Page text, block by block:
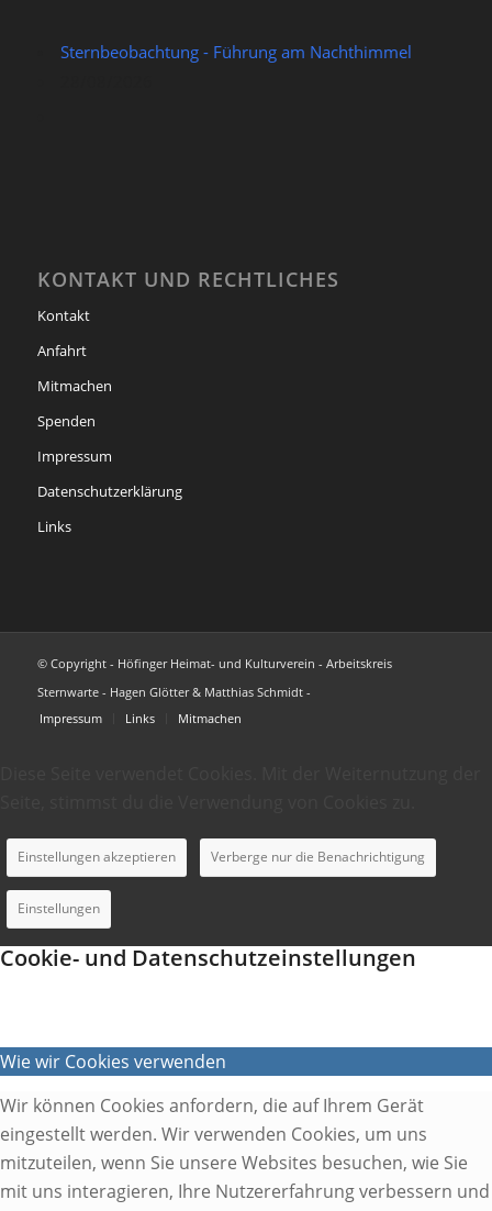
Sternbeobachtung - Führung am Nachthimmel
KONTAKT UND RECHTLICHES
Kontakt
Anfahrt
Mitmachen
Spenden
Impressum
Datenschutzerklärung
Links
© Copyright - Höfinger Heimat- und Kulturverein - Arbeitskreis
Sternwarte - Hagen Glötter & Matthias Schmidt -
Impressum
Links Mitmachen
Einstellungen akzeptieren Verberge nur die Benachrichtigung
Einstellungen
Cookie- und Datenschutzeinstellungen
Wie wir Cookies verwenden
Wir können Cookies anfordern, die auf Ihrem Gerät
eingestellt werden. Wir verwenden Cookies, um uns
mitzuteilen, wenn Sie unsere Websites besuchen, wie Sie
mit uns interagieren, Ihre Nutzererfahrung verbessern und